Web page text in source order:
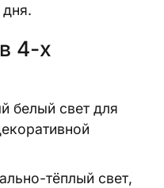
4-х
белый свет для
тёплый свет,